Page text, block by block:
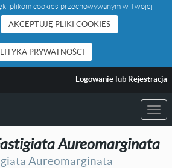
plikom cookies przechowywanym w Twojej
AKCEPTUJĘ PLIKI COOKIES
PRYWATNOŚCI
Logowanie lub Rejestracja
Aureomarginata
Aureomarginata